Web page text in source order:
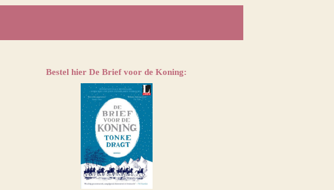
Bestel hier De Brief voor de Koning: